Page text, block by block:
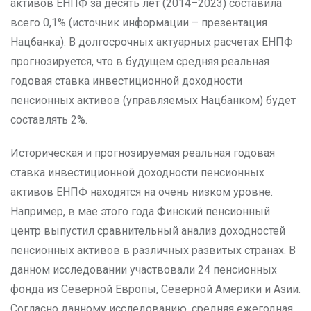
активов ЕНПФ за десять лет (2014–2023) составила
всего 0,1% (источник информации – презентация
Нацбанка). В долгосрочных актуарных расчетах ЕНПФ
прогнозируется, что в будущем средняя реальная
годовая ставка инвестиционной доходности
пенсионных активов (управляемых Нацбанком) будет
составлять 2%.
Историческая и прогнозируемая реальная годовая
ставка инвестиционной доходности пенсионных
активов ЕНПФ находятся на очень низком уровне.
Например, в мае этого года Финский пенсионный
центр выпустил сравнительный анализ доходностей
пенсионных активов в различных развитых странах. В
данном исследовании участвовали 24 пенсионных
фонда из Северной Европы, Северной Америки и Азии.